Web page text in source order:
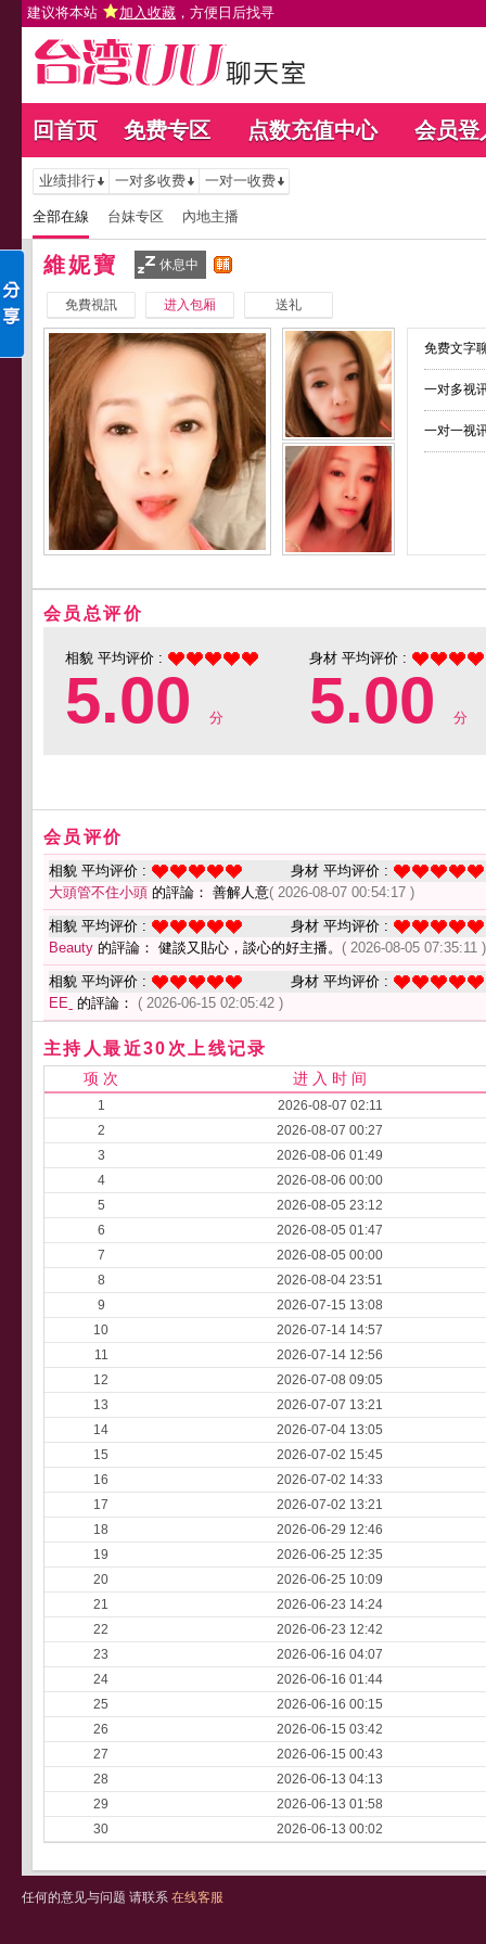
建议将本站 加入收藏 ，方便日后找寻
回首页 免费专区 点数充值中心 会员登
业绩排行 一对多收费 一对一收费
全部在線 台妹专区 內地主播
維妮寶 休息中
免費視訊 进入包厢 送礼
免费文字
一对多视
一对一视
会员总评价
相貌 平均评价 :
5.00 分
身材 平均评价 :
5.00 分
会员评价
相貌 平均评价 :
身材 平均评价 :
大頭管不住小頭 的評論： 善解人意( 2026-08-07 00:54:17 )
相貌 平均评价 :
身材 平均评价 :
Beauty 的評論： 健談又貼心，談心的好主播。 ( 2026-08-05 07:35:11 )
相貌 平均评价 :
身材 平均评价 :
EEˍ 的評論： ( 2026-06-15 02:05:42 )
主持人最近30次上线记录
项 次 进 入 时 间
1
2026-08-07 02:11
2
2026-08-07 00:27
3
2026-08-06 01:49
4
2026-08-06 00:00
5
2026-08-05 23:12
6
2026-08-05 01:47
7
2026-08-05 00:00
8
2026-08-04 23:51
9
2026-07-15 13:08
10
2026-07-14 14:57
11
2026-07-14 12:56
12
2026-07-08 09:05
13
2026-07-07 13:21
14
2026-07-04 13:05
15
2026-07-02 15:45
16
2026-07-02 14:33
17
2026-07-02 13:21
18
2026-06-29 12:46
19
2026-06-25 12:35
20
2026-06-25 10:09
21
2026-06-23 14:24
22
2026-06-23 12:42
23
2026-06-16 04:07
24
2026-06-16 01:44
25
2026-06-16 00:15
26
2026-06-15 03:42
27
2026-06-15 00:43
28
2026-06-13 04:13
29
2026-06-13 01:58
30
2026-06-13 00:02
任何的意见与问题 请联系 在线客服